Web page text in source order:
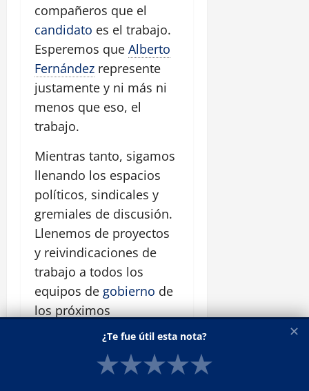
compañeros que el
candidato es el trabajo.
Esperemos que Alberto
Fernández represente
justamente y ni más ni
menos que eso, el
trabajo.
Mientras tanto, sigamos
llenando los espacios
políticos, sindicales y
gremiales de discusión.
Llenemos de proyectos
y reivindicaciones de
trabajo a todos los
equipos de gobierno de
los próximos
funcionarios,
dirigentes, que tendrán
✕
¿Te fue útil esta nota?
★★★★★